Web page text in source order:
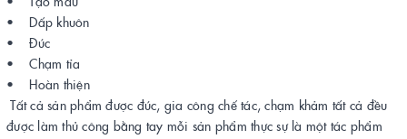
• Dấp khuôn
• Đúc
• Chạm tỉa
• Hoàn thiện
Tất cả sản phẩm được đúc, gia công chế tác, chạm khảm tất cả đều
được làm thủ công bằng tay mỗi sản phẩm thực sự là một tác phẩm